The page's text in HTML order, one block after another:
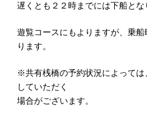
遅くとも２２時までには下船とな
遊覧コースにもよりますが、乗
ります。
※共有桟橋の予約状況によっては
していただく
場合がございます。